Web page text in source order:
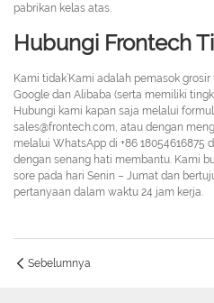
pabrikan kelas atas.
Hubungi Frontech
Kami tidak’Kami adalah pemasok
Google dan Alibaba (serta memiliki
Hubungi kami kapan saja melalui
sales@frontech.com, atau dengan
melalui WhatsApp di +86 18054616875
dengan senang hati membantu. Kami
sore pada hari Senin – Jumat dan
pertanyaan dalam waktu 24 jam kerja.
Sebelumnya